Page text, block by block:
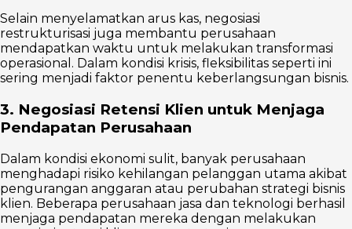
Selain menyelamatkan arus kas, negosiasi
restrukturisasi juga membantu perusahaan
mendapatkan waktu untuk melakukan transformasi
operasional. Dalam kondisi krisis, fleksibilitas seperti ini
sering menjadi faktor penentu keberlangsungan bisnis.
3. Negosiasi Retensi Klien untuk Menjaga
Pendapatan Perusahaan
Dalam kondisi ekonomi sulit, banyak perusahaan
menghadapi risiko kehilangan pelanggan utama akibat
pengurangan anggaran atau perubahan strategi bisnis
klien. Beberapa perusahaan jasa dan teknologi berhasil
menjaga pendapatan mereka dengan melakukan